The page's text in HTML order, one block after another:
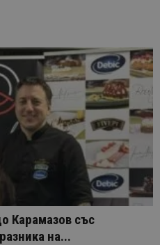
Карамазов със
на...